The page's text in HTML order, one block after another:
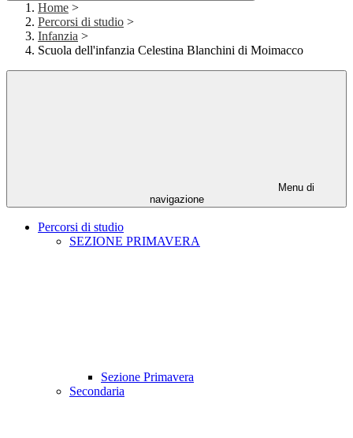
Home >
Percorsi di studio >
Infanzia >
Scuola dell'infanzia Celestina Blanchini di Moimacco
Menu di
navigazione
Percorsi di studio
SEZIONE PRIMAVERA
Sezione Primavera
Secondaria